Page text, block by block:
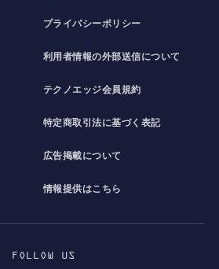
プライバシーポリシー
利用者情報の外部送信について
テクノエッジ会員規約
特定商取引法に基づく表記
広告掲載について
情報提供はこちら
FOLLOW US